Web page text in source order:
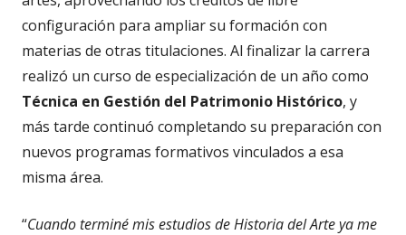
configuración para ampliar su formación con
materias de otras titulaciones. Al finalizar la carrera
realizó un curso de especialización de un año como
Técnica en Gestión del Patrimonio Histórico, y
más tarde continuó completando su preparación con
nuevos programas formativos vinculados a esa
misma área.
“Cuando terminé mis estudios de Historia del Arte ya me